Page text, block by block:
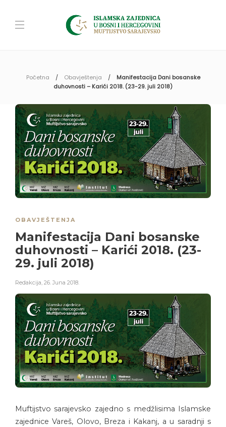
Početna Obavještenja
Manifestacija Dani bosanske
duhovnosti – Karići 2018. (23-29. juli 2018)
OBAVJEŠTENJA
Manifestacija Dani bosanske
duhovnosti – Karići 2018. (23-
29. juli 2018)
Redakcija, 26. Juna 2018.
Muftijstvo sarajevsko zajedno s medžlisima Islamske
zajednice Vareš, Olovo, Breza i Kakanj, a u saradnji s